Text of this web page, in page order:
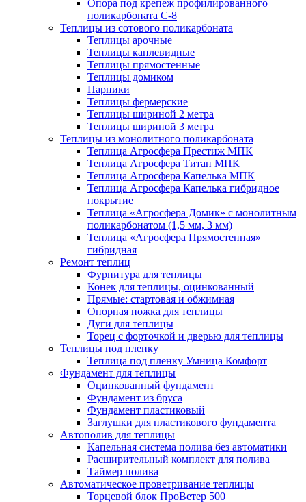
Опора под крепеж профилированного
поликарбоната С-8
Теплицы из сотового поликарбоната
Теплицы арочные
Теплицы каплевидные
Теплицы прямостенные
Теплицы домиком
Парники
Теплицы фермерские
Теплицы шириной 2 метра
Теплицы шириной 3 метра
Теплицы из монолитного поликарбоната
Теплица Агросфера Престиж МПК
Теплица Агросфера Титан МПК
Теплица Агросфера Капелька МПК
Теплица Агросфера Капелька гибридное
покрытие
Теплица «Агросфера Домик» с монолитным
поликарбонатом (1,5 мм, 3 мм)
Теплица «Агросфера Прямостенная»
гибридная
Ремонт теплиц
Фурнитура для теплицы
Конек для теплицы, оцинкованный
Прямые: стартовая и обжимная
Опорная ножка для теплицы
Дуги для теплицы
Торец с форточкой и дверью для теплицы
Теплицы под пленку
Теплица под пленку Умница Комфорт
Фундамент для теплицы
Оцинкованный фундамент
Фундамент из бруса
Фундамент пластиковый
Заглушки для пластикового фундамента
Автополив для теплицы
Капельная система полива без автоматики
Расширительный комплект для полива
Таймер полива
Автоматическое проветривание теплицы
Торцевой блок ПроВетер 500